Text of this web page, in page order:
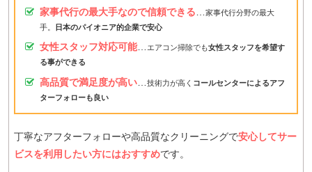
家事代行の最大手なので信頼できる
家事代行分野の最大
手。
日本のパイオニア的企業で安心
女性スタッフ対応可能…エアコン掃除でも女性スタッフを希望す
る事ができる
高品質で満足度が高い… 技術力が高く コールセンターによるアフ
ターフォローも良い
丁寧なアフターフォローや高品質なクリーニングで安心してサー
ビスを利用したい方にはおすすめです。